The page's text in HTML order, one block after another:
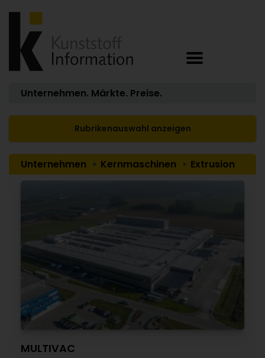
Unternehmen. Märkte. Preise.
Rubrikenauswahl anzeigen
Unternehmen Kernmaschinen Extrusion
MULTIVAC